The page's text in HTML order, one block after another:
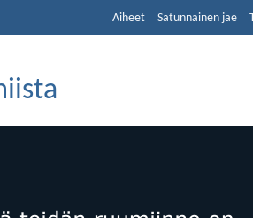
Aiheet Satunnainen jae